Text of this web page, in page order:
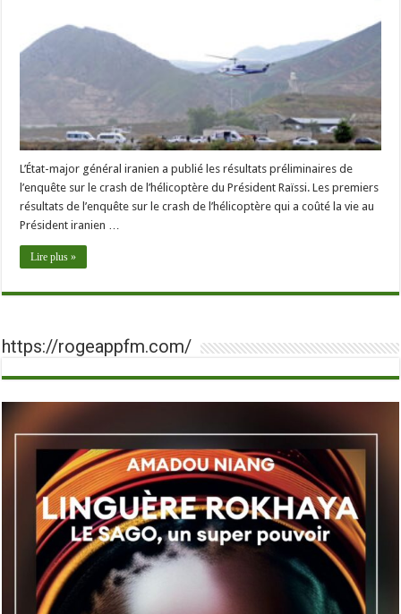
L’État-major général iranien a publié les résultats préliminaires de
l’enquête sur le crash de l’hélicoptère du Président Raïssi. Les premiers
résultats de l’enquête sur le crash de l’hélicoptère qui a coûté la vie au
Président iranien …
Lire plus »
https://rogeappfm.com/